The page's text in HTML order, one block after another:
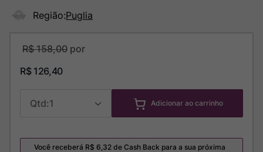
Região:Puglia
R$ 158,00
R$ 126,40
1 Adicionar ao carrinho
Você receberá R$ 6,32 de Cash Back para a sua próxima